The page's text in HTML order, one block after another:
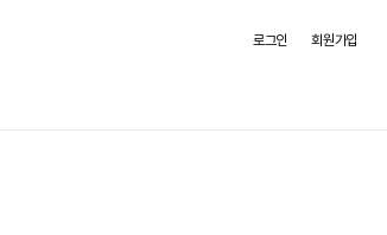
로그인 회원가입